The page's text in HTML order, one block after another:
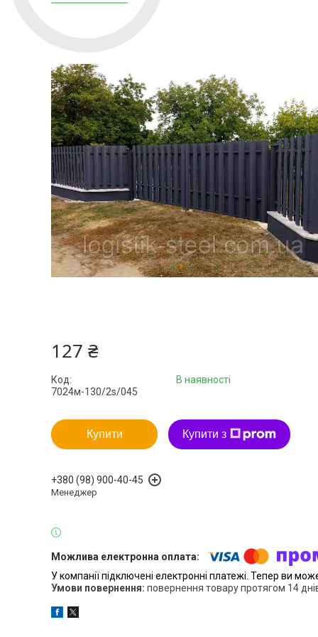
127 ₴
В наявності
Код:
7024м-130/2s/045
Купити Купити з
+380 (98) 900-40-45
Менеджер
У компанії підключені електронні платежі. Тепер ви
повернення товару протягом 14